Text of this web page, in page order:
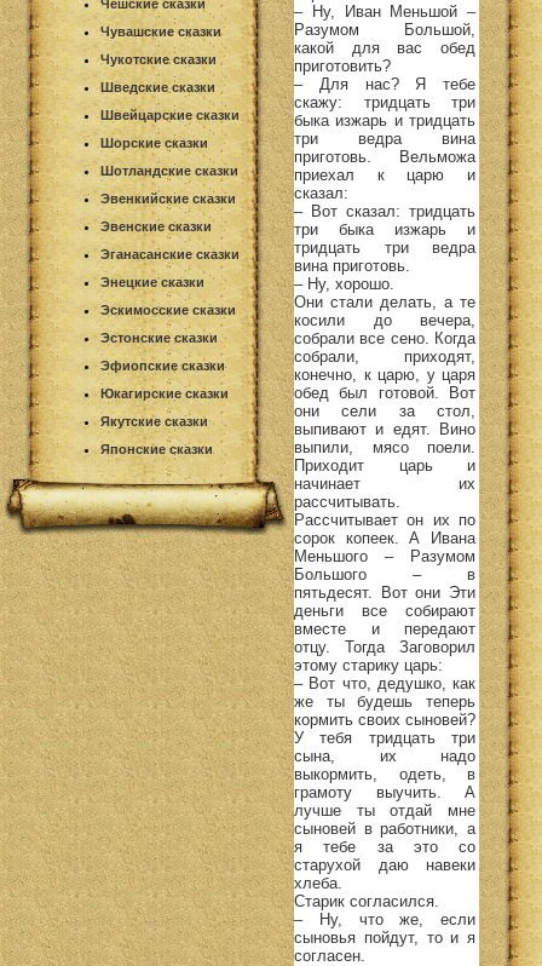
Чешские сказки
Чувашские сказки
Чукотские сказки
Шведские сказки
Швейцарские сказки
Шорские сказки
Шотландские сказки
Эвенкийские сказки
Эвенские сказки
Эганасанские сказки
Энецкие сказки
Эскимосские сказки
Эстонские сказки
Эфиопские сказки
Юкагирские сказки
Якутские сказки
Японские сказки
– Ну, Иван Меньшой –
Разумом Большой,
какой для вас обед
приготовить?
– Для нас? Я тебе
скажу: тридцать три
быка изжарь и тридцать
три ведра вина
приготовь. Вельможа
приехал к царю и
сказал:
– Вот сказал: тридцать
три быка изжарь и
тридцать три ведра
вина приготовь.
– Ну, хорошо.
Они стали делать, а те
косили до вечера,
собрали все сено. Когда
собрали, приходят,
конечно, к царю, у царя
обед был готовой. Вот
они сели за стол,
выпивают и едят. Вино
выпили, мясо поели.
Приходит царь и
начинает их
рассчитывать.
Рассчитывает он их по
сорок копеек. А Ивана
Меньшого – Разумом
Большого – в
пятьдесят. Вот они Эти
деньги все собирают
вместе и передают
отцу. Тогда Заговорил
этому старику царь:
– Вот что, дедушко, как
же ты будешь теперь
кормить своих сыновей?
У тебя тридцать три
сына, их надо
выкормить, одеть, в
грамоту выучить. А
лучше ты отдай мне
сыновей в работники, а
я тебе за это со
старухой даю навеки
хлеба.
Старик согласился.
– Ну, что же, если
сыновья пойдут, то и я
согласен.